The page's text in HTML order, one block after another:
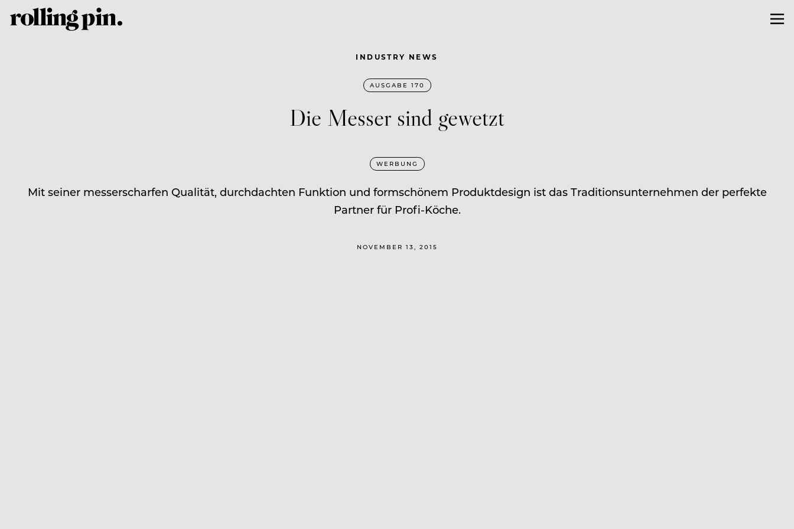
INDUSTRY NEWS
AUSGABE 170
Die Messer sind gewetzt
WERBUNG
Mit seiner messerscharfen Qualität, durchdachten Funktion und formschönem Produktdesign ist das Traditionsunternehmen der perfekte
Partner für Profi-Köche.
NOVEMBER 13, 2015